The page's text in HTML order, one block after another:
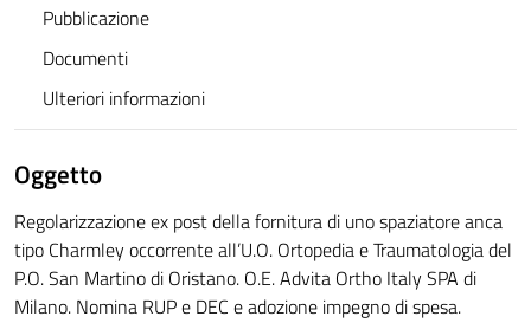
Pubblicazione
Documenti
Ulteriori informazioni
Oggetto
Regolarizzazione ex post della fornitura di uno spaziatore anca
tipo Charmley occorrente all’U.O. Ortopedia e Traumatologia del
P.O. San Martino di Oristano. O.E. Advita Ortho Italy SPA di
Milano. Nomina RUP e DEC e adozione impegno di spesa.